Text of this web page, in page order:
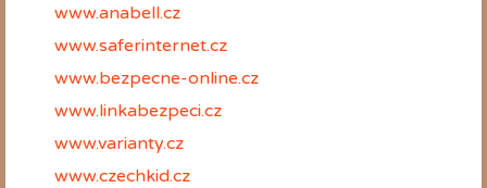
www.anabell.cz
www.saferinternet.cz
www.bezpecne-online.cz
www.linkabezpeci.cz
www.varianty.cz
www.czechkid.cz